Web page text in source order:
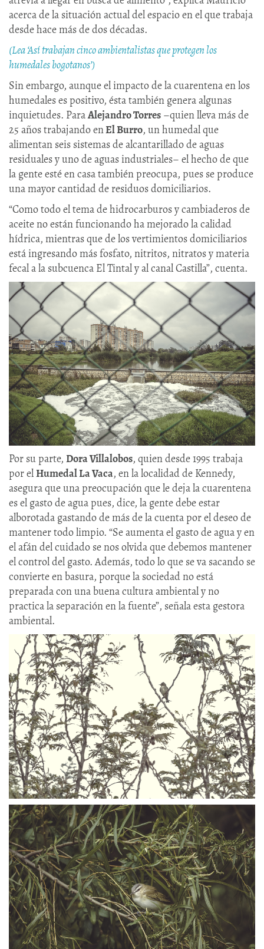
acerca de la situación actual del espacio en el que trabaja
desde hace más de dos décadas.
(Lea ‘Así trabajan cinco ambientalistas que protegen los
humedales bogotanos’)
Sin embargo, aunque el impacto de la cuarentena en los
humedales es positivo, ésta también genera algunas
inquietudes. ParaAlejandro Torres –quien lleva más de
25 años trabajando enEl Burro, un humedal que
alimentan seis sistemas de alcantarillado de aguas
residuales y uno de aguas industriales– el hecho de que
la gente esté en casa también preocupa, pues se produce
una mayor cantidad de residuos domiciliarios.
“Como todo el tema de hidrocarburos y cambiaderos de
aceite no están funcionando ha mejorado la calidad
hídrica, mientras que de los vertimientos domiciliarios
está ingresando más fosfato, nitritos, nitratos y materia
fecal a la subcuenca El Tintal y al canal Castilla”, cuenta.
Por su parte, Dora Villalobos, quien desde 1995 trabaja
por elHumedal La Vaca, en la localidad de Kennedy,
asegura que una preocupación que le deja la cuarentena
es el gasto de agua pues, dice, la gente debe estar
alborotada gastando de más de la cuenta por el deseo de
mantener todo limpio. “Se aumenta el gasto de agua y en
el afán del cuidado se nos olvida que debemos mantener
el control del gasto. Además, todo lo que se va sacando se
convierte en basura, porque la sociedad no está
preparada con una buena cultura ambiental y no
practica la separación en la fuente”, señala esta gestora
ambiental.